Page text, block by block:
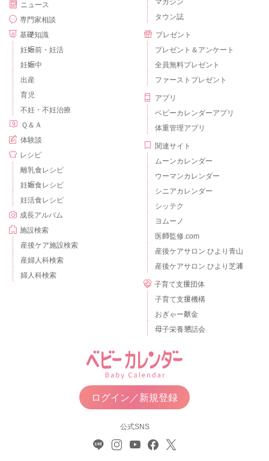
ニュース
専門家相談
基礎知識
妊娠前・妊活
妊娠中
出産
育児
不妊・不妊治療
Ｑ＆Ａ
体験談
レシピ
離乳食レシピ
妊娠食レシピ
妊活食レシピ
成長アルバム
施設検索
産後ケア施設検索
産婦人科検索
婦人科検索
タウン誌
プレゼント
プレゼント＆アンケート
全員無料プレゼント
ファーストプレゼント
アプリ
ベビーカレンダーアプリ
体重管理アプリ
関連サイト
ムーンカレンダー
ウーマンカレンダー
シニアカレンダー
シッテク
ヨムーノ
医師監修.com
産後ケアサロン ひより青山
産後ケアサロン ひより芝浦
子育て支援団体
子育て支援機構
おぎゃー献金
母子栄養懇話会
ログイン／新規登録
公式SNS